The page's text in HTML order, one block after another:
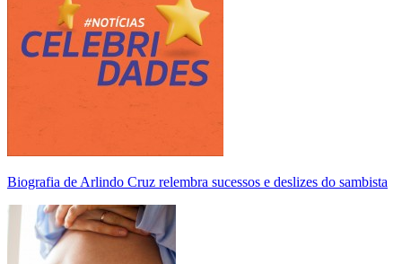
Biografia de Arlindo Cruz relembra sucessos e deslizes do sambista